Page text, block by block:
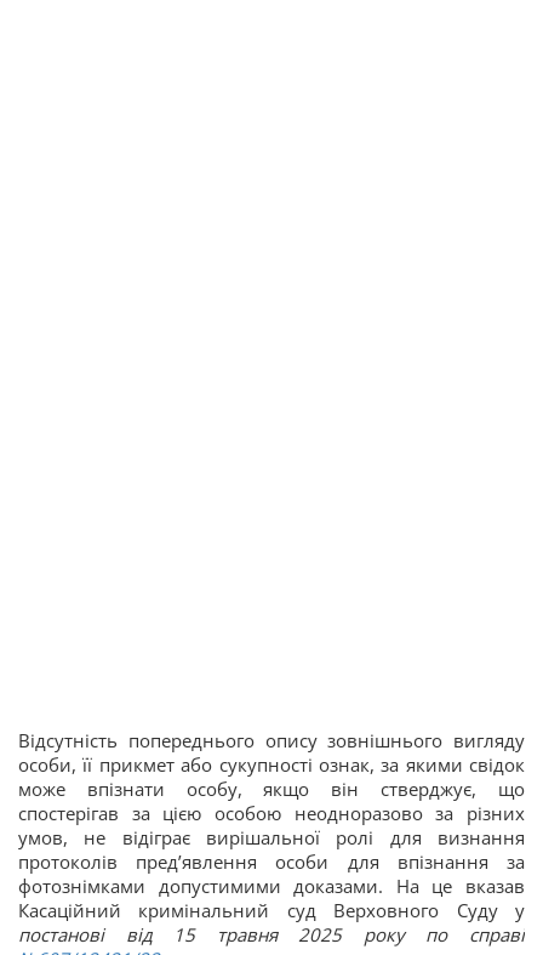
Відсутність попереднього опису зовнішнього вигляду
особи, її прикмет або сукупності ознак, за якими свідок
може впізнати особу, якщо він стверджує, що
спостерігав за цією особою неодноразово за різних
умов, не відіграє вирішальної ролі для визнання
протоколів пред’явлення особи для впізнання за
фотознімками допустимими доказами. На це вказав
Касаційний кримінальний суд Верховного Суду у
постанові від 15 травня 2025 року по справі